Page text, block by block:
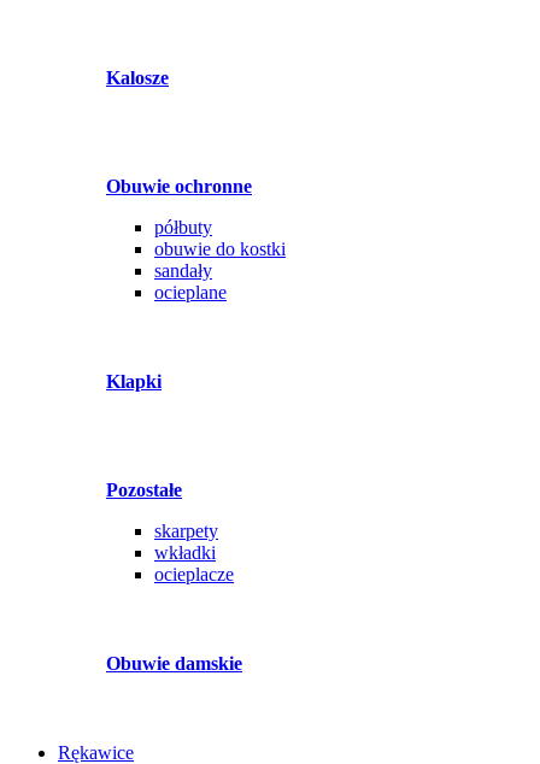
Kalosze
Obuwie ochronne
półbuty
obuwie do kostki
sandały
ocieplane
Klapki
Pozostałe
skarpety
wkładki
ocieplacze
Obuwie damskie
Rękawice